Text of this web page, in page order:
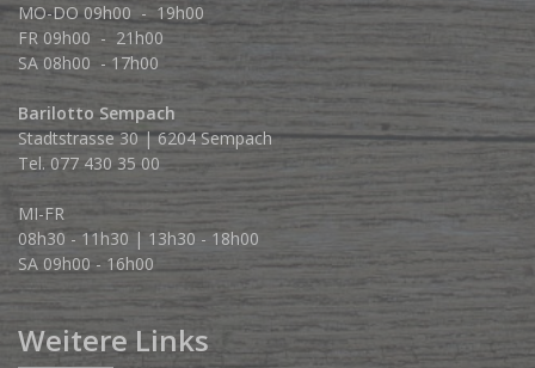
MO-DO 09h00 - 19h00
FR 09h00 - 21h00
SA 08h00 - 17h00
Barilotto Sempach
Stadtstrasse 30 | 6204 Sempach
Tel. 077 430 35 00
MI-FR
08h30 - 11h30 | 13h30 - 18h00
SA 09h00 - 16h00
Weitere Links